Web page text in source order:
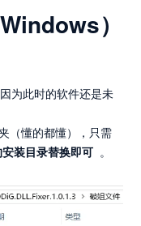
）
为此时的软件还是未
（懂的都懂），只需
装目录替换即可 。